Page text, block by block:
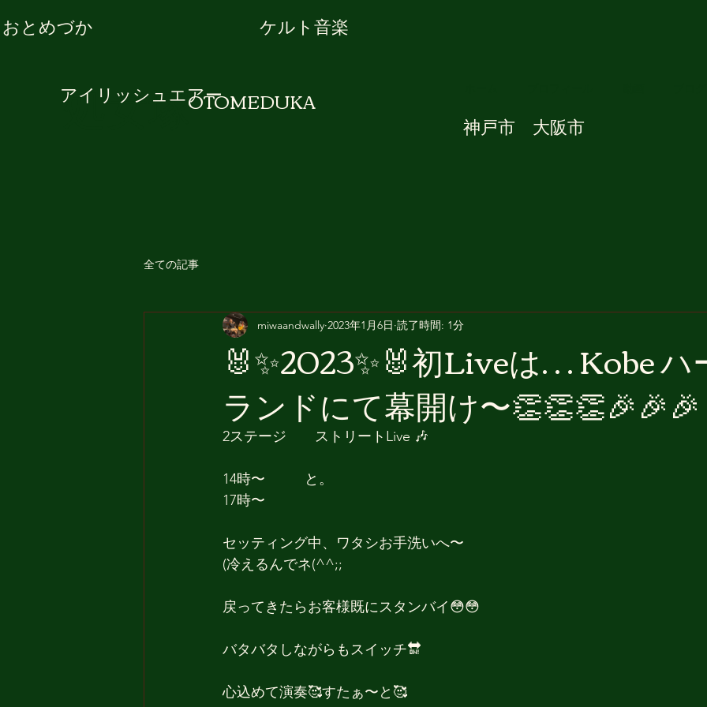
おとめづか ケルト音楽
処女塚OTOMEDUKA
​神戸市 大阪市
アイリッシュエアー
全ての記事
🐰✨2023✨🐰初Liveは… Kobe ハ
ランドにて幕開け〜👏👏👏🎉🎉🎉
miwaandwally 2023年1月6日 読了時間: 1分
2ステージ　　ストリートLive 🎶
14時〜          と。
17時〜
セッティング中、ワタシお手洗いへ〜
(冷えるんでネ(^^;;
戻ってきたらお客様既にスタンバイ😳😳
バタバタしながらもスイッチ🔛
心込めて演奏🥰すたぁ〜と🥰